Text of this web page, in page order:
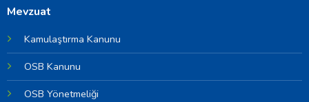
Mevzuat
Kamulaştırma Kanunu
OSB Kanunu
OSB Yönetmeliği